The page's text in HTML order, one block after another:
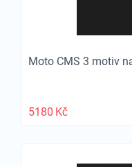
Moto CMS 3 motiv
5180 Kč